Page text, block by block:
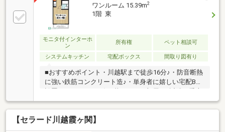
ワンルーム 15.39m2
1階 東
モニタ付インターホ
ン
所有権 ペット相談可
システムキッチン 宅配ボックス 間取り図有り
■おすすめポイント・川越駅まで徒歩16分♪・防音断熱
に強い鉄筋コンクリート造♪・単身者に嬉しい宅配BOX
設置♪・ペットと一緒に暮らせるお部屋♪・近隣の愛宕
神社は桜のスポット♪・近隣の仙波河岸史跡公園はお
散歩等に最適♪
【セラード川越霞ヶ関】